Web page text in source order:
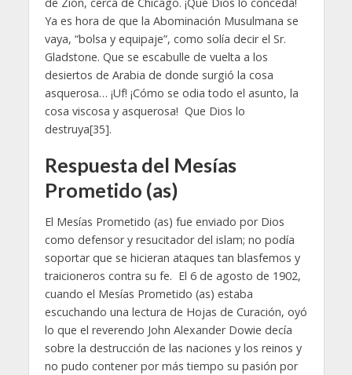
Ya es hora de que la Abominación Musulmana se
vaya, “bolsa y equipaje”, como solía decir el Sr.
Gladstone. Que se escabulle de vuelta a los
desiertos de Arabia de donde surgió la cosa
asquerosa… ¡Uf! ¡Cómo se odia todo el asunto, la
cosa viscosa y asquerosa! Que Dios lo
destruya[35].
Respuesta del Mesías
Prometido (as)
El Mesías Prometido (as) fue enviado por Dios
como defensor y resucitador del islam; no podía
soportar que se hicieran ataques tan blasfemos y
traicioneros contra su fe. El 6 de agosto de 1902,
cuando el Mesías Prometido (as) estaba
escuchando una lectura de Hojas de Curación, oyó
lo que el reverendo John Alexander Dowie decía
sobre la destrucción de las naciones y los reinos y
no pudo contener por más tiempo su pasión por